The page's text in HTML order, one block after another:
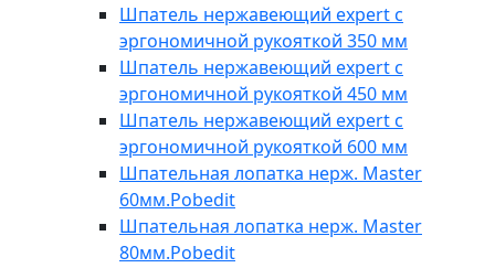
Шпатель нержавеющий expert с
эргономичной рукояткой 350 мм
Шпатель нержавеющий expert с
эргономичной рукояткой 450 мм
Шпатель нержавеющий expert с
эргономичной рукояткой 600 мм
Шпательная лопатка нерж. Master
60мм.Pobedit
Шпательная лопатка нерж. Master
80мм.Pobedit